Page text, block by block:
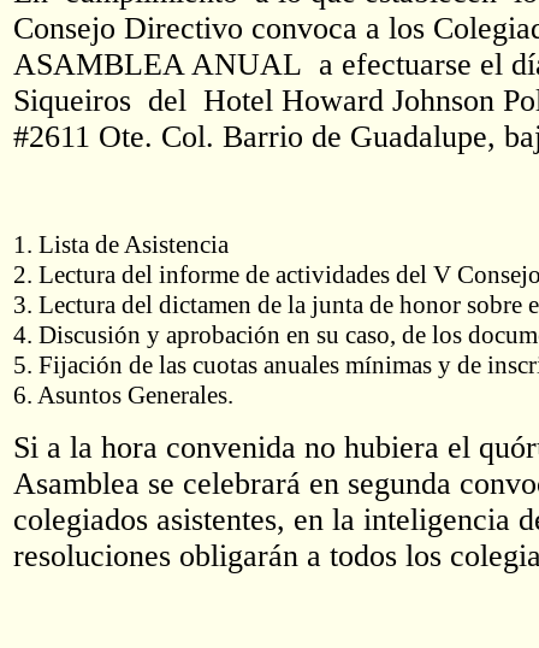
Consejo Directivo convoca a los
ASAMBLEA ANUAL a efectuarse el
Siqueiros del Hotel Howard Johnson
#2611 Ote. Col. Barrio de Guadalupe,
1. Lista de Asistencia
2. Lectura del informe de actividades del V
3. Lectura del dictamen de la junta de honor
4. Discusión y aprobación en su caso, de los
5. Fijación de las cuotas anuales mínimas y de
6. Asuntos Generales.
Si a la hora convenida no hubiera el
Asamblea se celebrará en segunda
colegiados asistentes, en la inteligencia
resoluciones obligarán a todos los